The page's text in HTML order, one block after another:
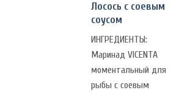
Лосось с соевым
соусом
ИНГРЕДИЕНТЫ:
Маринад VICENTA
моментальный для
рыбы с соевым